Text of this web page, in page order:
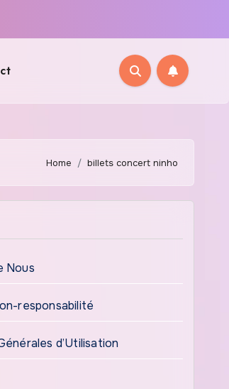
Home billets concert ninho
Nous
responsabilité
d’Utilisation